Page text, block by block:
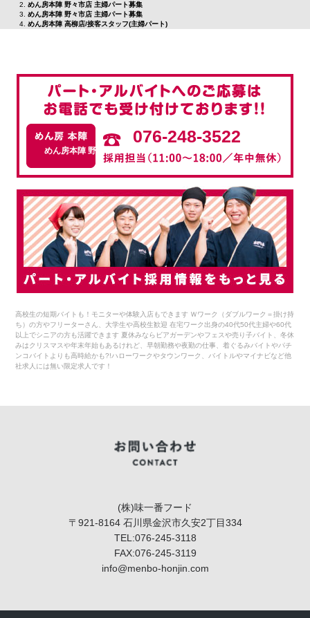
めん房本陣 野々市店 主婦パート募集
めん房本陣 野々市店 主婦パート募集
めん房本陣 高柳店/接客スタッフ(主婦パート)
めん房本陣 野々市店
076-248-3522
高校生の短期バイトも！モニターや体験入店もできます Ｗワーク（ダブルワーク＝掛け持
ち）の方やフリーターさん、大学生や高校生歓迎 在宅ワーク出身の40代50代主婦や60代
以上でシニアの方も活躍できます 夏休みならビアガーデンやフェスや売り子バイト、冬休
みはクリスマスや年末年始もあるけれど、早朝勤務や夜勤の仕事、着ぐるみバイトやパチ
ンコバイトよりも高時給かも?!ハローワークやタウンワーク、バイトルやマイナビなど他
社求人には無い限定求人です！
(株)味一番フード
〒921-8164 石川県金沢市久安2丁目334
TEL:076-245-3118
FAX:076-245-3119
info@menbo-honjin.com